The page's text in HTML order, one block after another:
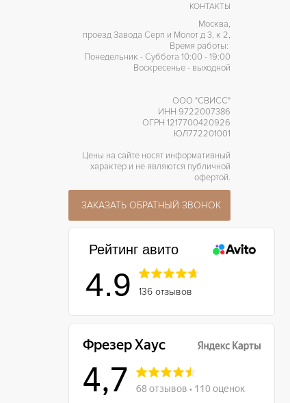
КОНТАКТЫ
Москва,
проезд Завода Серп и Молот д 3, к 2,
Время работы:
Понедельник - Суббота 10:00 - 19:00
Воскресенье - выходной
ООО "СВИСС"
ИНН 9722007386
ОГРН 1217700420926
ЮЛ772201001
Цены на сайте носят информативный
характер и не являются публичной
офертой.
ЗАКАЗАТЬ ОБРАТНЫЙ ЗВОНОК
Рейтинг авито
4.9 136 отзывов